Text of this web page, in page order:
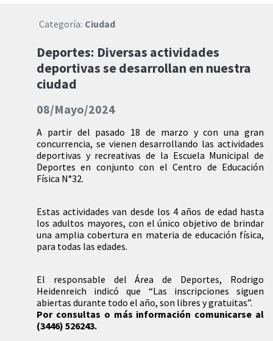
Categoría: Ciudad
Deportes: Diversas actividades
deportivas se desarrollan en nuestra
ciudad
08/Mayo/2024
A partir del pasado 18 de marzo y con una gran
concurrencia, se vienen desarrollando las actividades
deportivas y recreativas de la Escuela Municipal de
Deportes en conjunto con el Centro de Educación
Física N°32.
Estas actividades van desde los 4 años de edad hasta
los adultos mayores, con el único objetivo de brindar
una amplia cobertura en materia de educación física,
para todas las edades.
El responsable del Área de Deportes, Rodrigo
Heidenreich indicó que “Las inscripciones siguen
abiertas durante todo el año, son libres y gratuitas”.
Por consultas o más información comunicarse al
(3446) 526243.